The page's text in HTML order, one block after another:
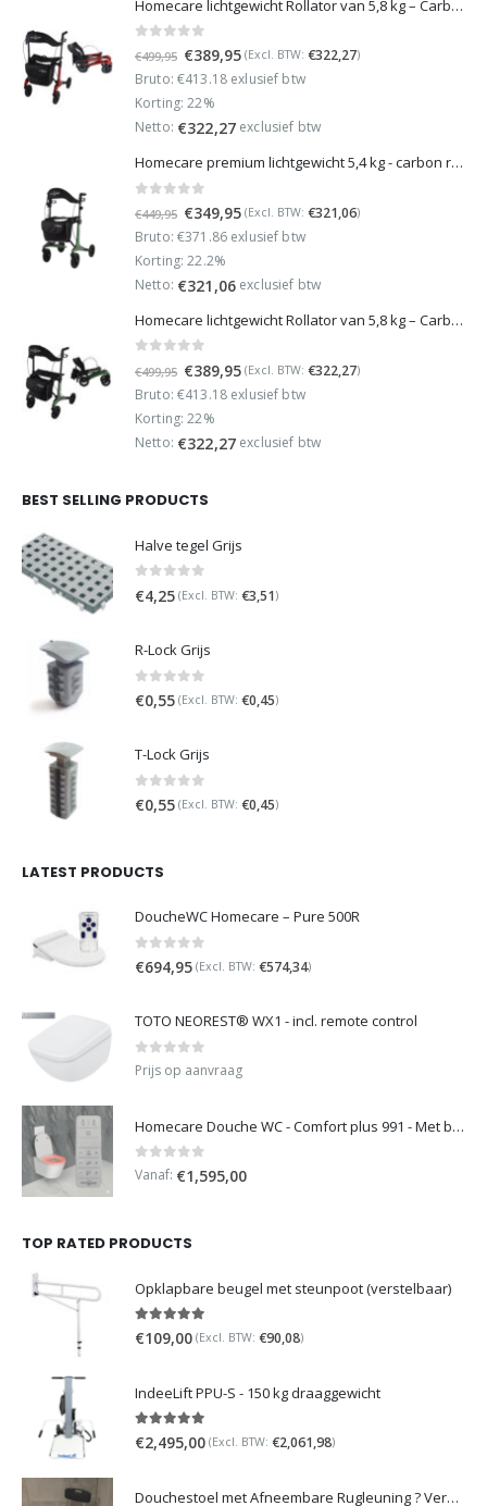
Homecare lichtgewicht Rollator van 5,8 kg – Carbon rollator tot 150 kg draaggewicht – Dubbel opvouwbaar en inclusief reistas - Rood
out of 5
€499,95 Oorspronkelijke
prijs
was:
€499,95.
€389,95Huidige
prijs
€389,95.
(Excl. BTW: €322,27)
Bruto: €413.18 exlusief btw
Korting: 22%
Netto: €322,27exclusief btw
Homecare premium lichtgewicht 5,4 kg - carbon rollator - 150 kg draaggewicht - Opvouwbaar - Groen - incl stokhouder
out of 5
€449,95 Oorspronkelijke
prijs
was:
€449,95.
€349,95Huidige
prijs
€349,95.
(Excl. BTW: €321,06)
Bruto: €371.86 exlusief btw
Korting: 22.2%
Netto: €321,06exclusief btw
Homecare lichtgewicht Rollator van 5,8 kg – Carbon rollator tot 150 kg draaggewicht – Dubbel opvouwbaar en inclusief reistas - Groen
€499,95 Oorspronkelijke
prijs
was:
€499,95.
€389,95Huidige
prijs
€389,95.
(Excl. BTW: €322,27)
Bruto: €413.18 exlusief btw
Korting: 22%
Netto: €322,27exclusief btw
BEST SELLING PRODUCTS
Halve tegel Grijs
€4,25 (Excl. BTW: €3,51)
R-Lock Grijs
€0,55 (Excl. BTW: €0,45)
T-Lock Grijs
€0,55 (Excl. BTW: €0,45)
LATEST PRODUCTS
DoucheWC Homecare – Pure 500R
0 out of 5
€694,95 (Excl. BTW: €574,34)
TOTO NEOREST® WX1 - incl. remote control
0 out of 5
Prijs op aanvraag
Homecare Douche WC - Comfort plus 991 - Met brilverwarming
0 out of 5
Vanaf: €1,595,00
TOP RATED PRODUCTS
Opklapbare beugel met steunpoot (verstelbaar)
5.00out of 5
€109,00 (Excl. BTW: €90,08)
IndeeLift PPU-S - 150 kg draaggewicht
5.00out of 5
€2,495,00 (Excl. BTW: €2,061,98)
Douchestoel met Afneembare Rugleuning ? Verstelbaar Douchekrukje ? Grijs